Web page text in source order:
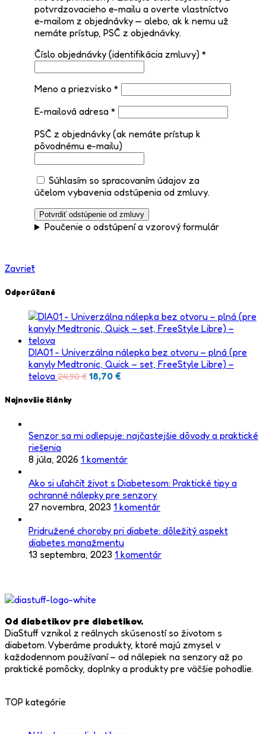
potvrdzovacieho e-mailu a overte vlastníctvo
e-mailom z objednávky — alebo, ak k nemu už
nemáte prístup, PSČ z objednávky.
Číslo objednávky (identifikácia zmluvy) *
Meno a priezvisko *
E-mailová adresa *
PSČ z objednávky (ak nemáte prístup k
pôvodnému e-mailu)
Súhlasím so spracovaním údajov za
účelom vybavenia odstúpenia od zmluvy.
Potvrdiť odstúpenie od zmluvy
Poučenie o odstúpení a vzorový formulár
Zavrieť
Odporúčané
DIA01 - Univerzálna nálepka bez otvoru – plná (pre
kanyly Medtronic, Quick – set, FreeStyle Libre) –
telova 24,90€ 18,70 €
Najnovšie články
Senzor sa mi odlepuje: najčastejšie dôvody a praktické
riešenia
8 júla, 2026 1 komentár
Ako si uľahčiť život s Diabetesom: Praktické tipy a
ochranné nálepky pre senzory
27 novembra, 2023 1 komentár
Pridružené choroby pri diabete: dôležitý aspekt
diabetes manažmentu
13 septembra, 2023 1 komentár
Od diabetikov pre diabetikov.
DiaStuff vznikol z reálnych skúseností so životom s
diabetom. Vyberáme produkty, ktoré majú zmysel v
každodennom používaní – od nálepiek na senzory až po
praktické pomôcky, doplnky a produkty pre väčšie pohodlie.
TOP kategórie